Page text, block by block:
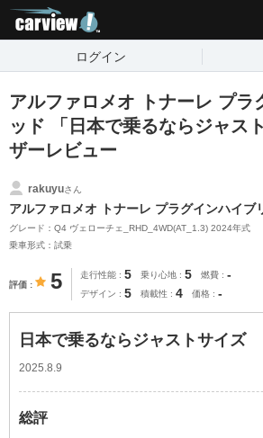
ログイン
アルファロメオ トナーレ プラ
ッド 「日本で乗るならジャス
ザーレビュー
rakuyuさん
アルファロメオ トナーレ プラグインハイブ
グレード：Q4 ヴェローチェ_RHD_4WD(AT_1.3) 2024年式
乗車形式：試乗
評価 5 走行性能 5 乗り心地 5 燃費 -
デザイン 5 積載性 4 価格 -
日本で乗るならジャストサイズ
2025.8.9
総評